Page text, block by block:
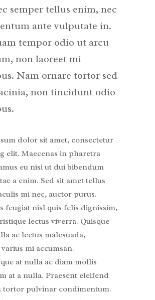
semper tellus enim, nec
ante vulputate in.
tempor odio ut arcu
non laoreet mi
Nam ornare tortor sed
non tincidunt odio
dolor sit amet, consectetur
elit. Maecenas in pharetra
eu nisi ut dui bibendum
a enim. Sed sit amet tellus
mi nec, auctor purus.
feugiat nisl quis felis dignissim,
lectus viverra. Quisque
ac lectus malesuada,
mi accumsan.
at nulla ac diam mollis
at a nulla. Praesent eleifend
tortor pulvinar condimentum.